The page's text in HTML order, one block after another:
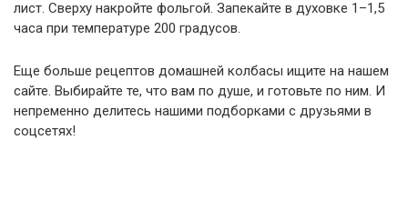
лист. Сверху накройте фольгой. Запекайте в духовке 1–1,5
часа при температуре 200 градусов.
Еще больше рецептов домашней колбасы ищите на нашем
сайте. Выбирайте те, что вам по душе, и готовьте по ним. И
непременно делитесь нашими подборками с друзьями в
соцсетях!